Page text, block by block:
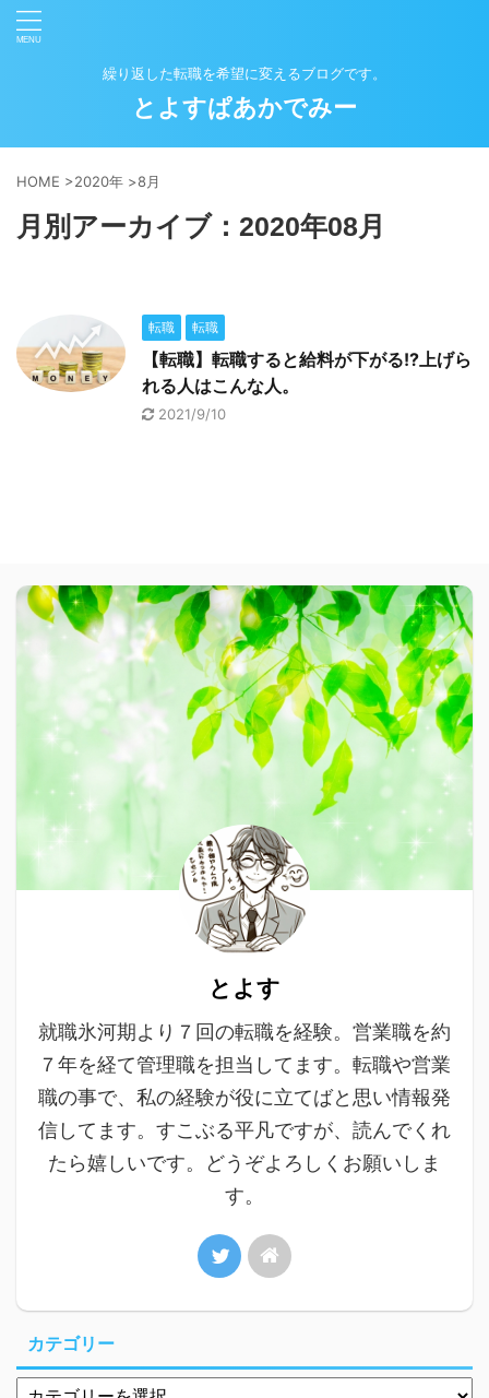
繰り返した転職を希望に変えるブログです。
とよすぱあかでみー
HOME >2020年 >8月
月別アーカイブ：2020年08月
転職 転職
【転職】転職すると給料が下がる!?上げら
れる人はこんな人。
2021/9/10
とよす
就職氷河期より７回の転職を経験。営業職を約
７年を経て管理職を担当してます。転職や営業
職の事で、私の経験が役に立てばと思い情報発
信してます。すこぶる平凡ですが、読んでくれ
たら嬉しいです。どうぞよろしくお願いしま
す。
カテゴリー